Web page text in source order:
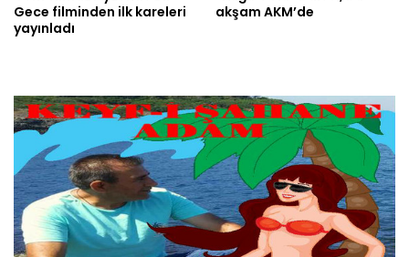
Gece filminden ilk kareleri
yayınladı
akşam AKM’de